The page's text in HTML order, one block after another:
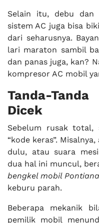
Selain itu, debu dan
sistem AC juga bisa
dari seharusnya.
lari maraton sambil
dan panas juga, kan?
kompresor AC mobil
Tanda-
Dicek
Sebelum rusak total,
“kode keras”.
dulu, atau suara
dua hal ini muncul,
bengkel mobil
keburu parah.
Beberapa mekanik
pemilik mobil